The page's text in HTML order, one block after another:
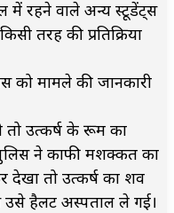
में रहने वाले अन्य स्टूडेंट्स
तरह की प्रतिक्रिया
को मामले की जानकारी
उत्कर्ष के रूम का
ने काफी मशक्कत का
देखा तो उत्कर्ष का शव
हैलट अस्पताल ले गई।